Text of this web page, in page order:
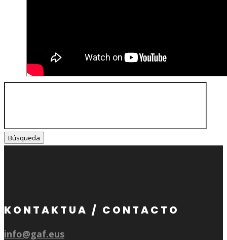
KONTAKTUA / CONTACTO
info@gaf.eus